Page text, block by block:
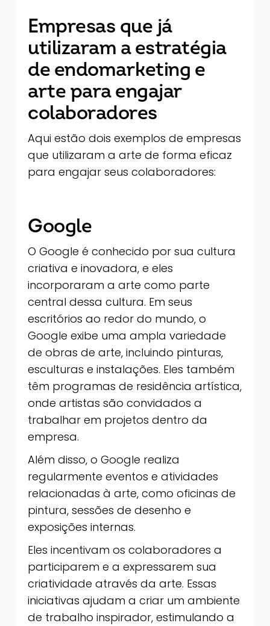
Empresas que já
utilizaram a estratégia
de endomarketing e
arte para engajar
colaboradores
Aqui estão dois exemplos de empresas
que utilizaram a arte de forma eficaz
para engajar seus colaboradores:
Google
O Google é conhecido por sua cultura
criativa e inovadora, e eles
incorporaram a arte como parte
central dessa cultura. Em seus
escritórios ao redor do mundo, o
Google exibe uma ampla variedade
de obras de arte, incluindo pinturas,
esculturas e instalações. Eles também
têm programas de residência artística,
onde artistas são convidados a
trabalhar em projetos dentro da
empresa.
Além disso, o Google realiza
regularmente eventos e atividades
relacionadas à arte, como oficinas de
pintura, sessões de desenho e
exposições internas.
Eles incentivam os colaboradores a
participarem e a expressarem sua
criatividade através da arte. Essas
iniciativas ajudam a criar um ambiente
de trabalho inspirador, estimulando a